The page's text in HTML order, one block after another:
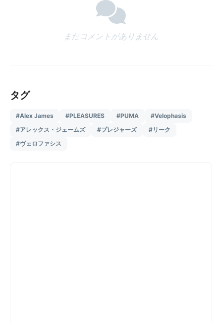
まだコメントがありません
タグ
#Alex James #PLEASURES #PUMA
#Velophasis
#アレックス・ジェームズ
#プレジャーズ
#リーク
#ヴェロファシス